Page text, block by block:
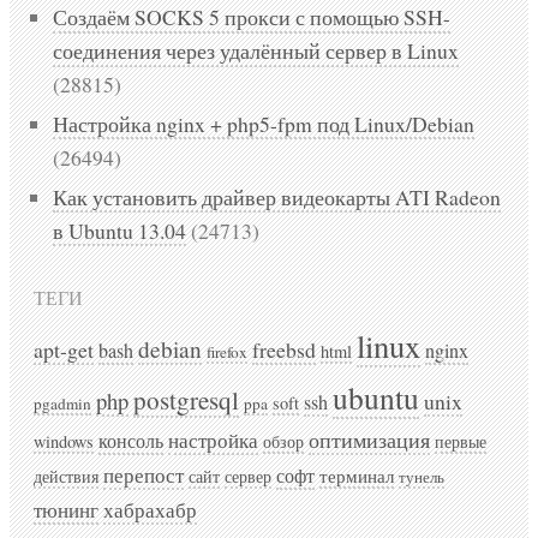
Создаём SOCKS 5 прокси с помощью SSH-
соединения через удалённый сервер в Linux
(28815)
Настройка nginx + php5-fpm под Linux/Debian
(26494)
Как установить драйвер видеокарты ATI Radeon
в Ubuntu 13.04(24713)
ТЕГИ
apt-getbashdebian firefox freebsd html linuxnginx
pgadmin phppostgresql ppa soft sshubuntuunix
windows консольнастройка обзор оптимизация первые
действия перепост сайт сервер софт терминал тунель
тюнингхабрахабр